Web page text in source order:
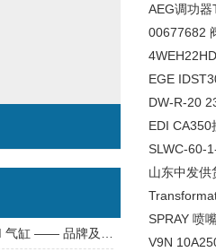
AEG调功
00677682
EGE
DW-R-20
EDI
SLWC-60-
山东中发供
SPRAY 喷
V9N